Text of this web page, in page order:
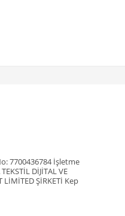
7700436784 İşletme
DİJİTAL VE
LİMİTED ŞİRKETİ Kep